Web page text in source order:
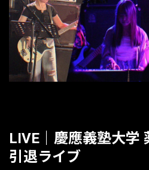
LIVE｜慶應義塾大学
引退ライブ